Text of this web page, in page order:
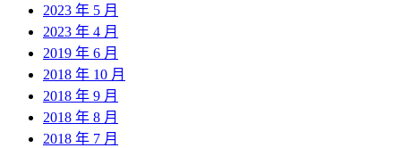
2023 年 5 月
2023 年 4 月
2019 年 6 月
2018 年 10 月
2018 年 9 月
2018 年 8 月
2018 年 7 月